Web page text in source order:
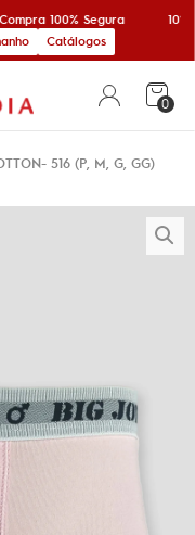
Compra 100% Segura
10%
Catálogos
0
516 (P, M, G, GG)